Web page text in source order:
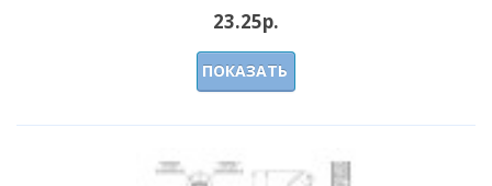
23.25р.
ПОКАЗАТЬ